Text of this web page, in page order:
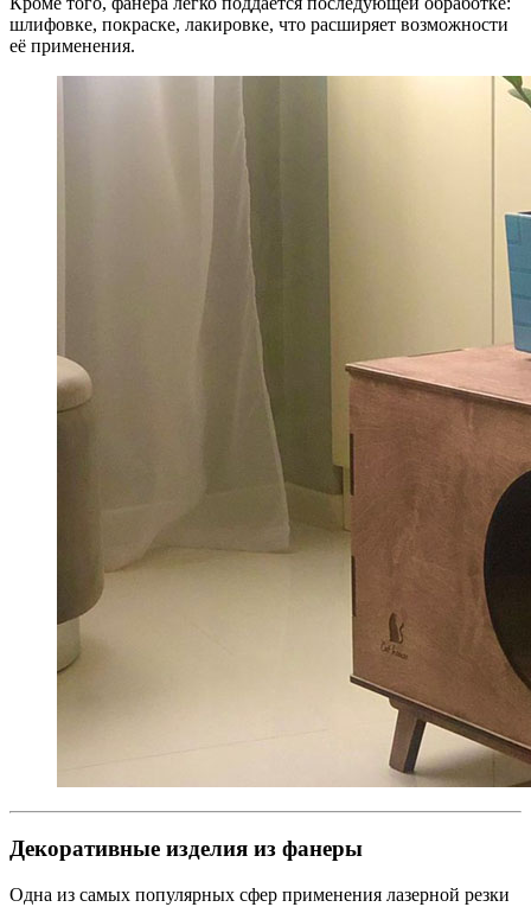
шлифовке, покраске, лакировке, что расширяет возможности
её применения.
Декоративные изделия из фанеры
Одна из самых популярных сфер применения лазерной резки